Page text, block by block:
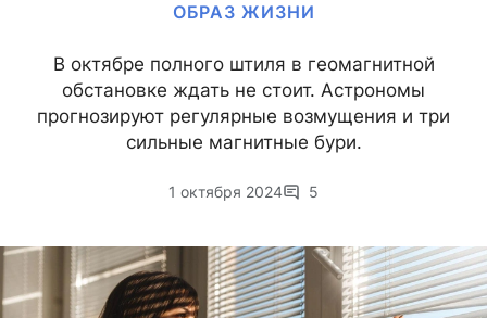
ОБРАЗ ЖИЗНИ
В октябре полного штиля в геомагнитной
обстановке ждать не стоит. Астрономы
прогнозируют регулярные возмущения и три
сильные магнитные бури.
1 октября 2024 5